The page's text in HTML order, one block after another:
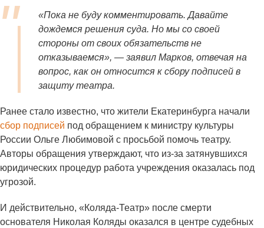
«Пока не буду комментировать. Давайте
дождемся решения суда. Но мы со своей
стороны от своих обязательств не
отказываемся», — заявил Марков, отвечая на
вопрос, как он относится к сбору подписей в
защиту театра.
Ранее стало известно, что жители Екатеринбурга начали
сбор подписей под обращением к министру культуры
России Ольге Любимовой с просьбой помочь театру.
Авторы обращения утверждают, что из-за затянувшихся
юридических процедур работа учреждения оказалась под
угрозой.
И действительно, «Коляда-Театр» после смерти
основателя Николая Коляды оказался в центре судебных